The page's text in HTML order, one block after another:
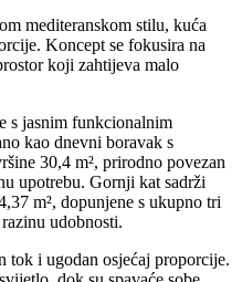
mediteranskom stilu, kuća
Koncept se fokusira na
koji zahtijeva malo
s jasnim funkcionalnim
kao dnevni boravak s
30,4 m², prirodno povezan
upotrebu. Gornji kat sadrži
m², dopunjene s ukupno tri
udobnosti.
tok i ugodan osjećaj proporcije.